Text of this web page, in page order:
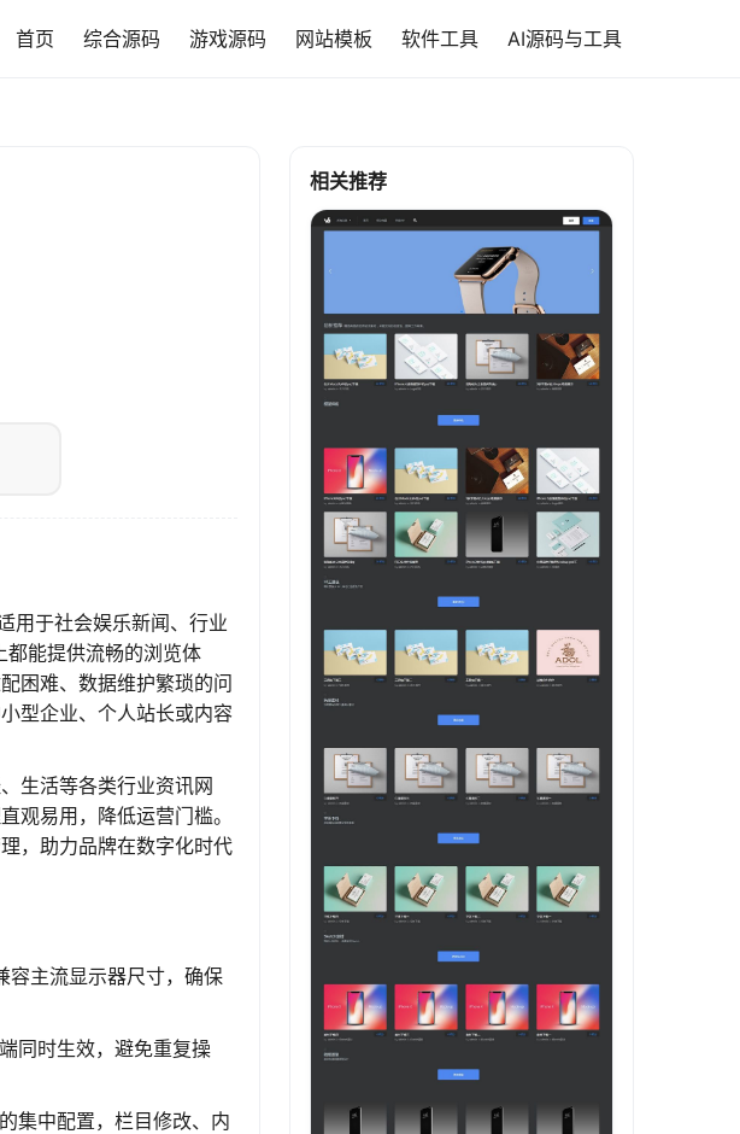
首页 综合源码 游戏源码 网站模板 软件工具 AI源码与工具
用于社会娱乐新闻、行业
都能提供流畅的浏览体
困难、数据维护繁琐的问
型企业、个人站长或内容
生活等各类行业资讯网
观易用，降低运营门槛。
，助力品牌在数字化时代
容主流显示器尺寸，确保
同时生效，避免重复操
集中配置，栏目修改、内
相关推荐